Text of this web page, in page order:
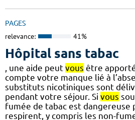
PAGES
relevance: 41%
Hôpital sans tabac
, une aide peut vous être
compte votre manque lié à
substituts nicotiniques sont
pendant votre séjour. Si vous
fumée de tabac est dangereuse
respirent, y compris les non-